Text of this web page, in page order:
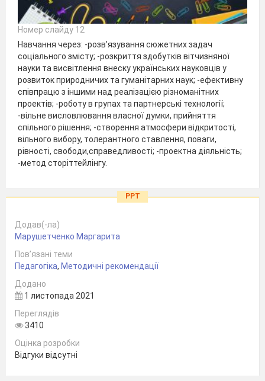
Номер слайду 12
Навчання через: -розв’язування сюжетних задач
соціального змісту; -розкриття здобутків вітчизняної
науки та висвітлення внеску українських науковців у
розвиток природничих та гуманітарних наук; -ефективну
співпрацю з іншими над реалізацією різноманітних
проектів; -роботу в групах та партнерські технології;
-вільне висловлювання власної думки, прийняття
спільного рішення; -створення атмосфери відкритості,
вільного вибору, толерантного ставлення, поваги,
рівності, свободи,справедливості; -проектна діяльність;
-метод сторіттейлінгу.
PPT
Додав(-ла)
Марушетченко Маргарита
Пов’язані теми
Педагогіка, Методичні рекомендації
Додано
1 листопада 2021
Переглядів
3410
Оцінка розробки
Відгуки відсутні